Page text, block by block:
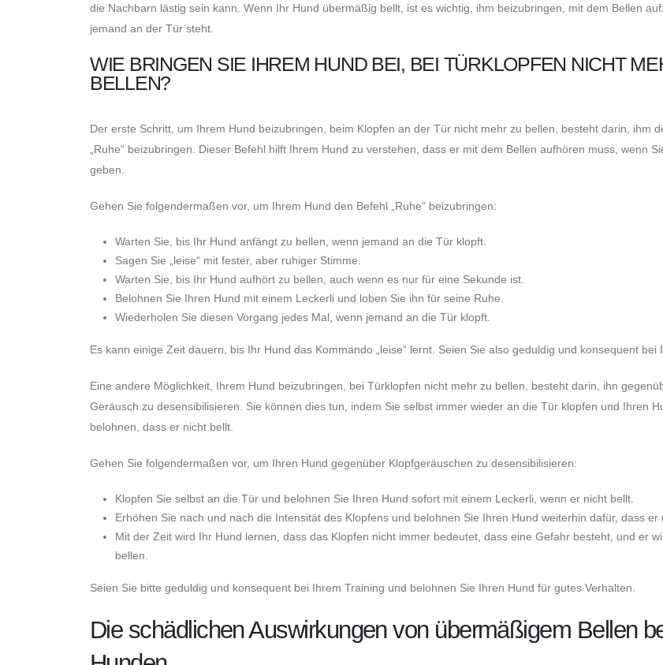
die Nachbarn lästig sein kann. Wenn Ihr Hund übermäßig bellt, ist es wichtig, ihm beizubringen, mit dem Bellen
jemand an der Tür steht.
WIE BRINGEN SIE IHREM HUND BEI, BEI TÜRKLOPFEN NICHT
BELLEN?
Der erste Schritt, um Ihrem Hund beizubringen, beim Klopfen an der Tür nicht mehr zu bellen, besteht darin, ihm
„Ruhe“ beizubringen. Dieser Befehl hilft Ihrem Hund zu verstehen, dass er mit dem Bellen aufhören muss, wenn
geben.
Gehen Sie folgendermaßen vor, um Ihrem Hund den Befehl „Ruhe“ beizubringen:
Warten Sie, bis Ihr Hund anfängt zu bellen, wenn jemand an die Tür klopft.
Sagen Sie „leise“ mit fester, aber ruhiger Stimme.
Warten Sie, bis Ihr Hund aufhört zu bellen, auch wenn es nur für eine Sekunde ist.
Belohnen Sie Ihren Hund mit einem Leckerli und loben Sie ihn für seine Ruhe.
Wiederholen Sie diesen Vorgang jedes Mal, wenn jemand an die Tür klopft.
Es kann einige Zeit dauern, bis Ihr Hund das Kommando „leise“ lernt. Seien Sie also geduldig und konsequent bei
Eine andere Möglichkeit, Ihrem Hund beizubringen, bei Türklopfen nicht mehr zu bellen, besteht darin, ihn
Geräusch zu desensibilisieren. Sie können dies tun, indem Sie selbst immer wieder an die Tür klopfen und Ihren
belohnen, dass er nicht bellt.
Gehen Sie folgendermaßen vor, um Ihren Hund gegenüber Klopfgeräuschen zu desensibilisieren:
Klopfen Sie selbst an die Tür und belohnen Sie Ihren Hund sofort mit einem Leckerli, wenn er nicht bellt.
Erhöhen Sie nach und nach die Intensität des Klopfens und belohnen Sie Ihren Hund weiterhin dafür, dass er
Mit der Zeit wird Ihr Hund lernen, dass das Klopfen nicht immer bedeutet, dass eine Gefahr besteht, und er
bellen.
Seien Sie bitte geduldig und konsequent bei Ihrem Training und belohnen Sie Ihren Hund für gutes Verhalten.
Die schädlichen Auswirkungen von übermäßigem Bellen